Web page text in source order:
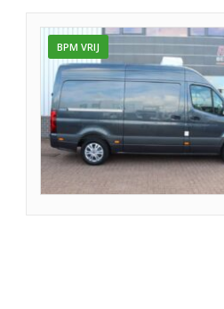
BPM VRIJ